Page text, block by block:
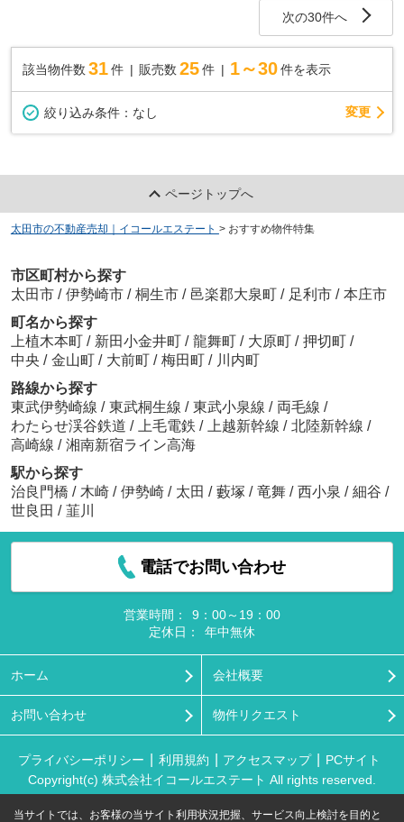
次の30件へ
該当物件数 31件 販売数 25 件 1～30 件を表示
絞り込み条件： なし 変更
ページトップへ
太田市の不動産売却｜イコールエステート > おすすめ物件特集
市区町村から探す
太田市 / 伊勢崎市 / 桐生市 / 邑楽郡大泉町 / 足利市 / 本庄市
町名から探す
上植木本町 / 新田小金井町 / 龍舞町 / 大原町 / 押切町 /
中央 / 金山町 / 大前町 / 梅田町 / 川内町
路線から探す
東武伊勢崎線 / 東武桐生線 / 東武小泉線 / 両毛線 /
わたらせ渓谷鉄道 / 上毛電鉄 / 上越新幹線 / 北陸新幹線 /
高崎線 / 湘南新宿ライン高海
駅から探す
治良門橋 / 木崎 / 伊勢崎 / 太田 / 藪塚 / 竜舞 / 西小泉 / 細谷 /
世良田 / 韮川
電話でお問い合わせ
営業時間：
9：00～19：00
定休日：
年中無休
ホーム 会社概要
お問い合わせ 物件リクエスト
プライバシーポリシー 利用規約 アクセスマップ
PCサイト
Copyright(c) 株式会社イコールエステート All rights reserved.
当サイトでは、お客様の当サイト利用状況把握、サービス向上検討を目的と